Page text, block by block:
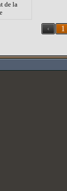
de la
‹ 1